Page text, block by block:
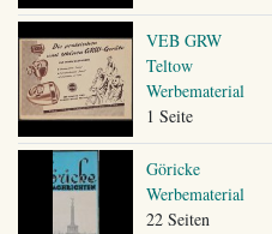
VEB GRW
Teltow
Werbematerial
1 Seite
Göricke
Werbematerial
22 Seiten